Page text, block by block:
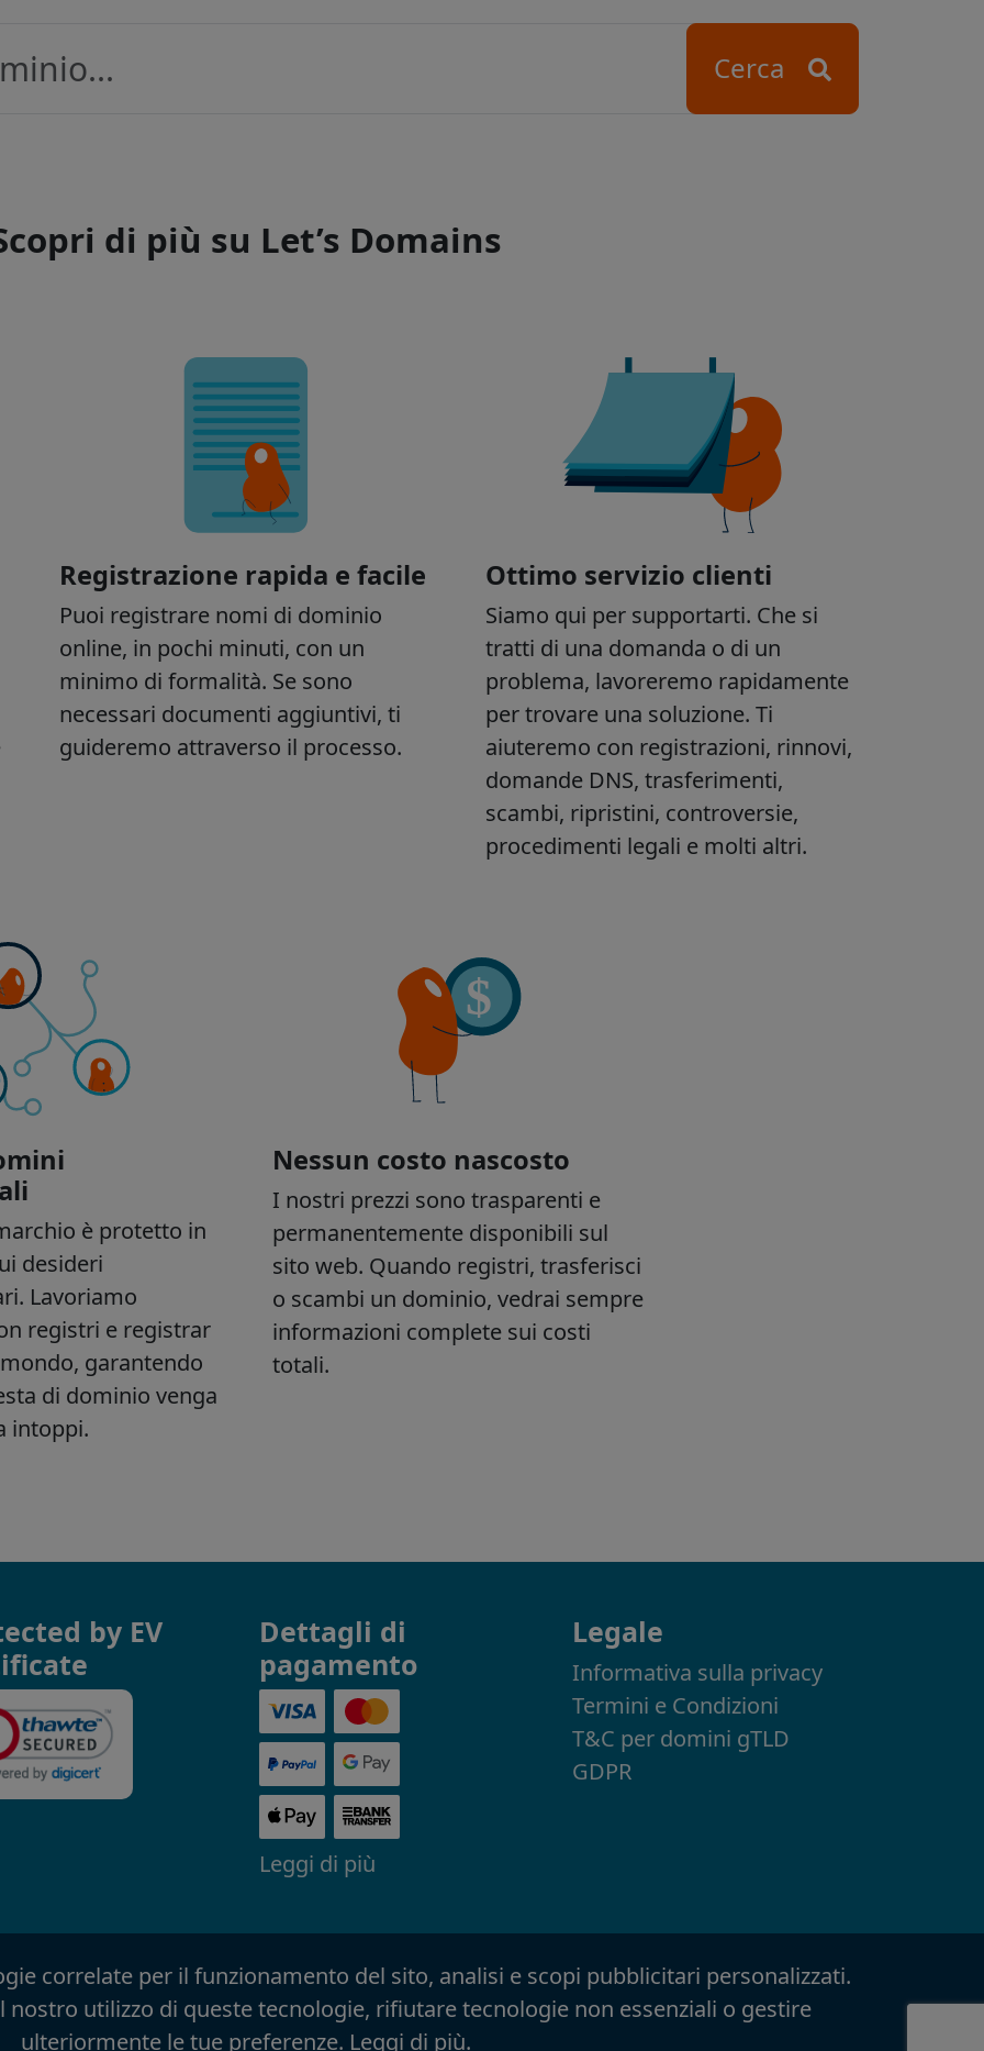
Cerca
by EV
Dettagli di
pagamento
Leggi di più
Legale
Informativa sulla privacy
Termini e Condizioni
T&C per domini gTLD
GDPR
correlate per il funzionamento del sito, analisi e scopi pubblicitari personalizzati.
nostro utilizzo di queste tecnologie, rifiutare tecnologie non essenziali o gestire
ulteriormente le tue preferenze. Leggi di più.